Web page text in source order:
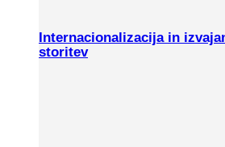
Internacionalizacija in
storitev